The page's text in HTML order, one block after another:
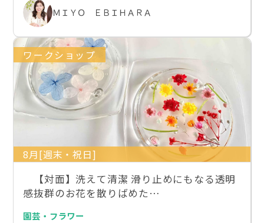
ＭＩＹＯ ＥＢＩＨＡＲＡ
ワークショップ
8月[週末・祝日]
【対面】洗えて清潔 滑り止めにもなる透明
感抜群のお花を散りばめた…
園芸・フラワー